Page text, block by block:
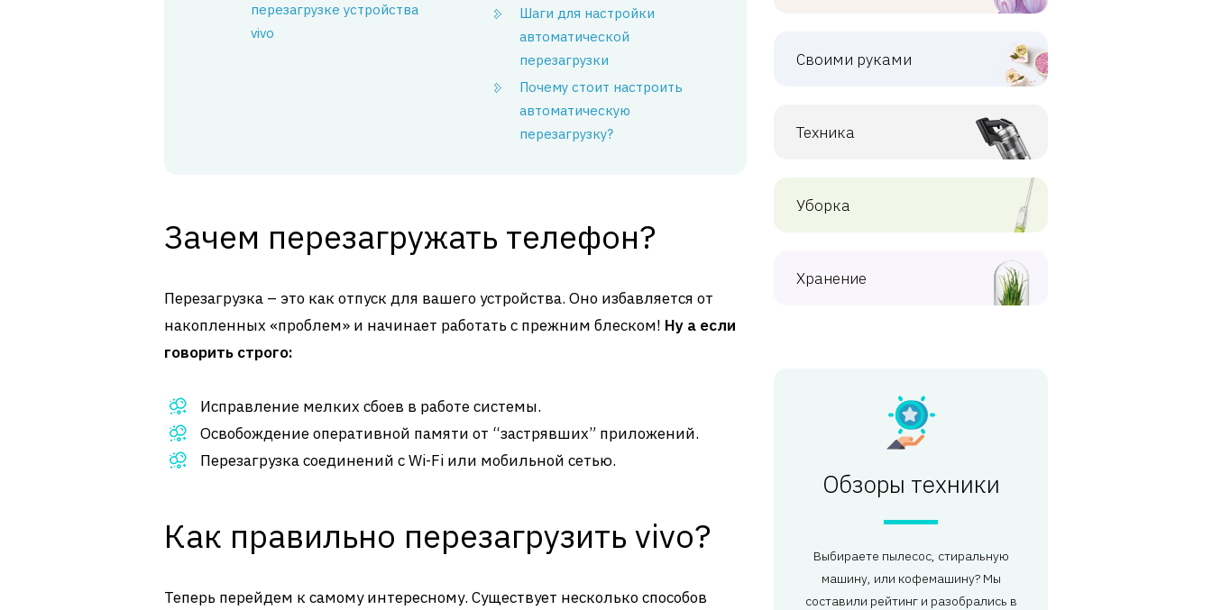
перезагрузке устройства
vivo
Шаги для настройки
автоматической
перезагрузки
Почему стоит настроить
автоматическую
перезагрузку?
Зачем перезагружать телефон?
Перезагрузка – это как отпуск для вашего устройства. Оно избавляется от
накопленных «проблем» и начинает работать с прежним блеском! Ну а если
говорить строго:
Исправление мелких сбоев в работе системы.
Освобождение оперативной памяти от “застрявших” приложений.
Перезагрузка соединений с Wi-Fi или мобильной сетью.
Как правильно перезагрузить vivo?
Теперь перейдем к самому интересному. Существует несколько способов
Своими руками
Техника
Уборка
Хранение
Обзоры техники
Выбираете пылесос, стиральную
машину, или кофемашину? Мы
составили рейтинг и разобрались в